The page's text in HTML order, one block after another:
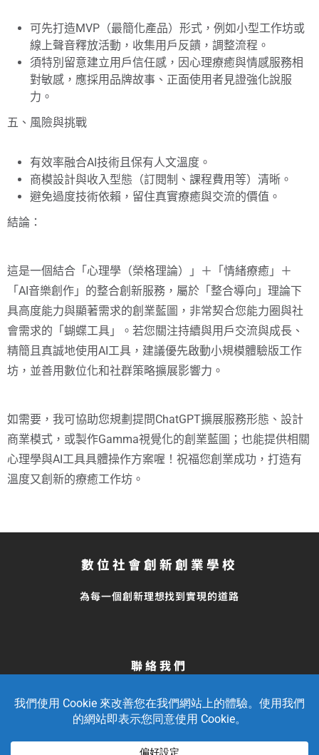
可先打造MVP（最簡化產品）形式，例如小型工作坊或
線上聲音釋放活動，收集用戶反饋，調整流程。
須特別留意建立用戶信任感，因心理療癒與情感服務相
對敏感，應採用品牌故事、正面使用者見證強化說服
力。
五、風險與挑戰
有效率融合AI技術且保有人文溫度。
商模設計與收入型態（訂閱制、課程費用等）清晰。
避免過度技術依賴，留住真實療癒與交流的價值。
結論：
這是一個結合「心理學（榮格理論）」＋「情緒療癒」＋
「AI音樂創作」的整合創新服務，屬於「整合導向」理論下
具高度能力與顯著需求的創業藍圖，非常契合您能力圈與社
會需求的「蝴蝶工具」。若您關注持續與用戶交流與成長、
精簡且真誠地使用AI工具，建議優先啟動小規模體驗版工作
坊，並善用數位化和社群策略擴展影響力。
如需要，我可協助您規劃提問ChatGPT擴展服務形態、設計
商業模式，或製作Gamma視覺化的創業藍圖；也能提供相關
心理學與AI工具具體操作方案喔！祝福您創業成功，打造有
溫度又創新的療癒工作坊。
數位社會創新創業學校
為每一個創新理想找到實現的道路
聯絡我們
留言